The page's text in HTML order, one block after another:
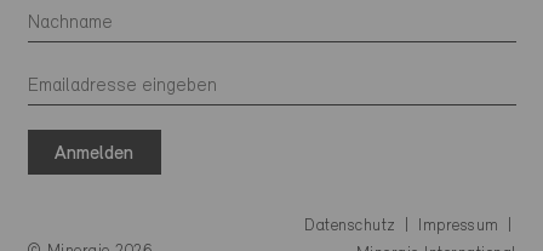
Anmelden
Datenschutz
Impressum